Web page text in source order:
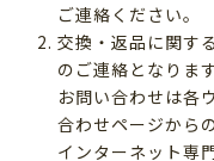
ご連絡ください。
交換・返品に関す
のご連絡となります
お問い合わせは各
合わせページから
インターネット専